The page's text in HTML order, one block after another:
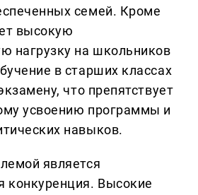
семей. Кроме
высокую
нагрузку на школьников
в старших классах
что препятствует
усвоению программы и
навыков.
является
конкуренция. Высокие